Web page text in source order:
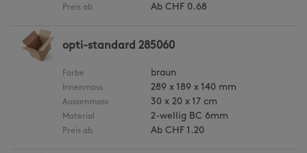
Preis ab Ab CHF 0.68
opti-standard 285060
Farbe braun
Innenmass 289 x 189 x 140 mm
Aussenmass 30 x 20 x 17 cm
Material 2-wellig BC 6mm
Preis ab Ab CHF 1.20